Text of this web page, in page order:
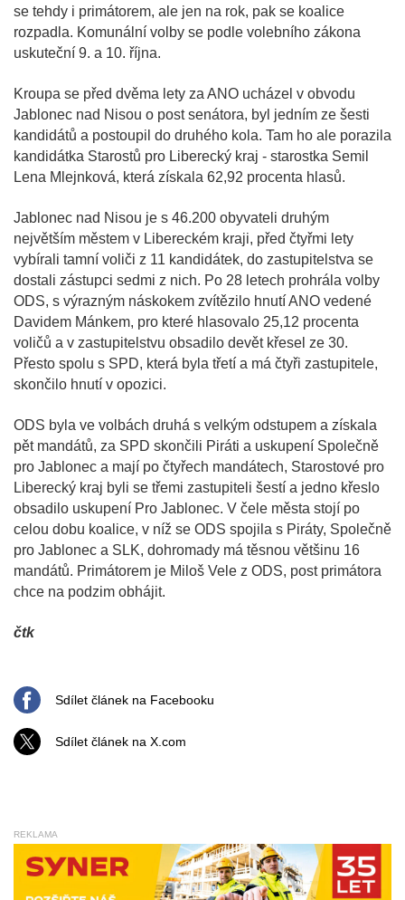
se tehdy i primátorem, ale jen na rok, pak se koalice
rozpadla. Komunální volby se podle volebního zákona
uskuteční 9. a 10. října.
Kroupa se před dvěma lety za ANO ucházel v obvodu
Jablonec nad Nisou o post senátora, byl jedním ze šesti
kandidátů a postoupil do druhého kola. Tam ho ale porazila
kandidátka Starostů pro Liberecký kraj - starostka Semil
Lena Mlejnková, která získala 62,92 procenta hlasů.
Jablonec nad Nisou je s 46.200 obyvateli druhým
největším městem v Libereckém kraji, před čtyřmi lety
vybírali tamní voliči z 11 kandidátek, do zastupitelstva se
dostali zástupci sedmi z nich. Po 28 letech prohrála volby
ODS, s výrazným náskokem zvítězilo hnutí ANO vedené
Davidem Mánkem, pro které hlasovalo 25,12 procenta
voličů a v zastupitelstvu obsadilo devět křesel ze 30.
Přesto spolu s SPD, která byla třetí a má čtyři zastupitele,
skončilo hnutí v opozici.
ODS byla ve volbách druhá s velkým odstupem a získala
pět mandátů, za SPD skončili Piráti a uskupení Společně
pro Jablonec a mají po čtyřech mandátech, Starostové pro
Liberecký kraj byli se třemi zastupiteli šestí a jedno křeslo
obsadilo uskupení Pro Jablonec. V čele města stojí po
celou dobu koalice, v níž se ODS spojila s Piráty, Společně
pro Jablonec a SLK, dohromady má těsnou většinu 16
mandátů. Primátorem je Miloš Vele z ODS, post primátora
chce na podzim obhájit.
čtk
Sdílet článek na Facebooku
Sdílet článek na X.com
REKLAMA